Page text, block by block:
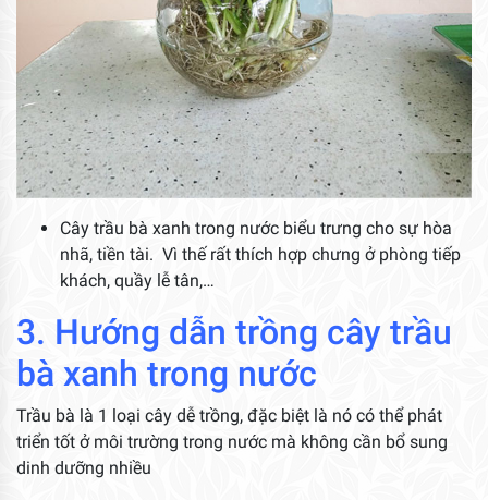
Cây trầu bà xanh trong nước biểu trưng cho sự hòa
nhã, tiền tài. Vì thế rất thích hợp chưng ở phòng tiếp
khách, quầy lễ tân,…
3. Hướng dẫn trồng cây trầu
bà xanh trong nước
Trầu bà là 1 loại cây dễ trồng, đặc biệt là nó có thể phát
triển tốt ở môi trường trong nước mà không cần bổ sung
dinh dưỡng nhiều